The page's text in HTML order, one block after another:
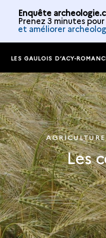
Enquête
Prenez 3 minutes pour
et améliorer
LES GAULOIS D’ACY-
Les